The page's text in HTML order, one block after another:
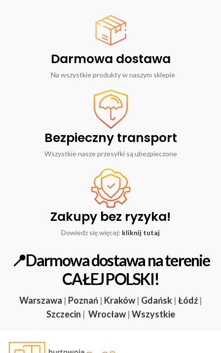
Darmowa dostawa
Na wszystkie produkty w naszym sklepie
Bezpieczny transport
Wszystkie nasze przesyłki są ubezpieczone
Zakupy bez ryzyka!
Dowiedz się więcej: kliknij tutaj
📍Darmowa dostawa na terenie
CAŁEJ POLSKI!
Warszawa | Poznań | Kraków | Gdańsk | Łódź |
Szczecin | Wrocław | Wszystkie